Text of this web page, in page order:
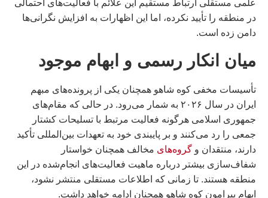
علمی مستقلی ارتباط مستقیم این علائم با فعالیت‌های احتمالی
در منطقه را تأیید نکرده، اما این اظهارات به افزایش نگرانی‌ها
دامن زده است.
میان انکار رسمی و ابهام موجود
تأسیسات مخفی کوه شاهو همچنان یکی از پرونده‌های مبهم
ایران در سال ۲۰۲۶ به شمار می‌رود. در حالی که مقام‌های
جمهوری اسلامی هرگونه فعالیت مرتبط با تسلیحات کشتار
جمعی را رد می‌کنند و بر پایبندی خود به تعهدات بین‌المللی تأکید
دارند، منتقدان و گروه‌های مخالف همچنان خواستار
شفاف‌سازی بیشتر درباره ماهیت فعالیت‌های انجام‌شده در این
منطقه هستند. تا زمانی که اطلاعات مستقلی منتشر نشود،
ابهام پیرامون کوه شاهو همچنان ادامه خواهد داشت.